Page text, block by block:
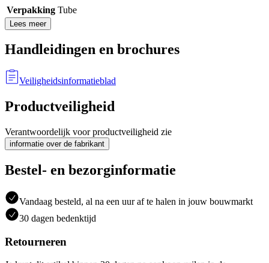
Verpakking Tube
Lees meer
Handleidingen en brochures
Veiligheidsinformatieblad
Productveiligheid
Verantwoordelijk voor productveiligheid zie
informatie over de fabrikant
Bestel- en bezorginformatie
Vandaag besteld, al na een uur af te halen in jouw bouwmarkt
30 dagen bedenktijd
Retourneren